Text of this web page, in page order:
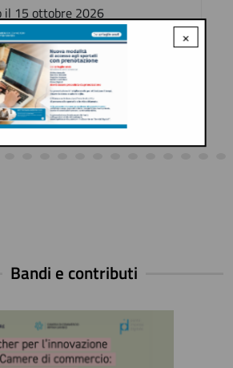
×
il 15 ottobre 2026
Bandi e contributi